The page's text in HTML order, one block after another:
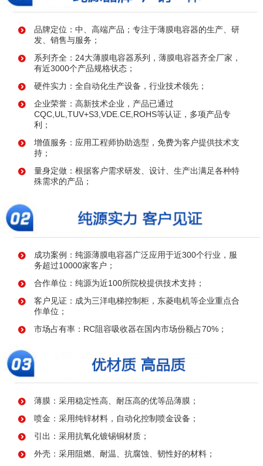
品牌定位：中、高端产品；专注于薄膜电容器的生产、研
发、销售与服务；
系列齐全：24大薄膜电容器系列，薄膜电容器齐全厂家，
有近3000个产品规格状态；
硬件实力：全自动化生产设备，行业技术领先；
企业荣誉：高新技术企业，产品已通过
CQC,UL,TUV+S3,VDE.CE,ROHS等认证，多项产品专
利；
增值服务：应用工程师协助选型，免费为客户提供技术支
持；
量身定做：根据客户需求研发、设计、生产出满足各种特
殊需求的产品；
成功案例：纯源薄膜电容器广泛应用于近300个行业，服
务超过10000家客户；
合作单位：纯源为近100所院校提供技术支持；
客户见证：成为三洋电梯控制柜，东菱电机等企业重点合
作单位；
市场占有率：RC阻容吸收器在国内市场份额占70%；
薄膜：采用稳定性高、耐压高的优等品薄膜；
喷金：采用纯锌材料，自动化控制喷金设备；
引出：采用抗氧化镀锡铜材质；
外壳：采用阻燃、耐温、抗腐蚀、韧性好的材料；